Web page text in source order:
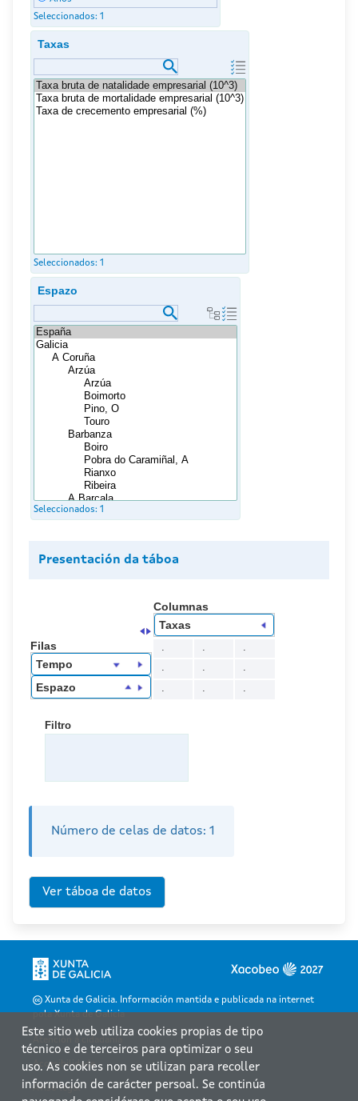
Seleccionados: 1
Taxas
Seleccionados: 1
Espazo
Seleccionados: 1
Presentación da táboa
Columnas
Taxas
Filas
Tempo
Espazo
Filtro
Número de celas de datos: 1
Xunta de Galicia. Información mantida e publicada na internet
pola Xunta de Galicia
Accesibilidade
Aviso legal
Este sitio web utiliza cookies propias de tipo
técnico e de terceiros para optimizar o seu
uso. As cookies non se utilizan para recoller
información de carácter persoal. Se continúa